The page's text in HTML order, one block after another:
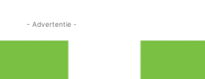
- Advertentie -